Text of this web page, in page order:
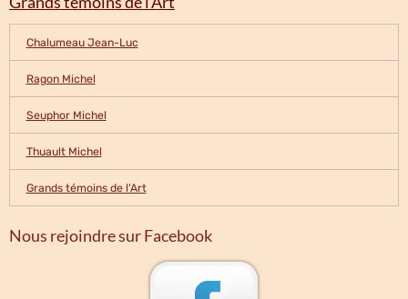
Chalumeau Jean-Luc
Ragon Michel
Seuphor Michel
Thuault Michel
Grands témoins de l'Art
Nous rejoindre sur Facebook